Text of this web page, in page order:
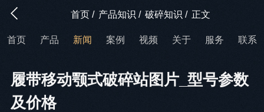
首页 / 产品知识 / 破碎知识 / 正文
首页 产品 新闻 案例 视频 关于 服务 联系
履带移动颚式破碎站图片_型号参数
及价格